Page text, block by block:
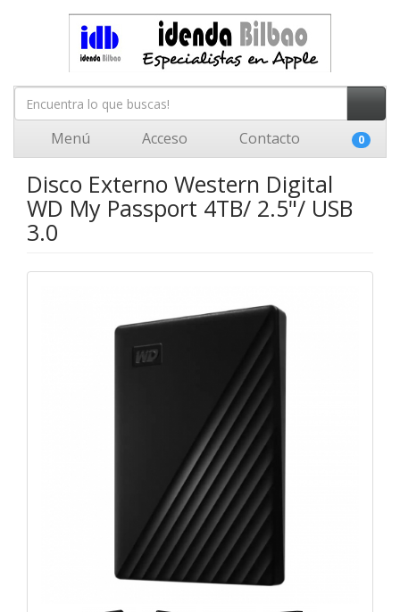
Menú Acceso Contacto 0
Disco Externo Western Digital
WD My Passport 4TB/ 2.5"/ USB
3.0